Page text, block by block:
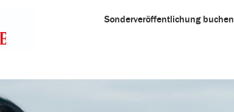
Sonderveröffentlichung buchen